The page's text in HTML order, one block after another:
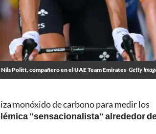
Politt, compañero en el UAE Team Emirates Getty
monóxido de carbono para medir los
"sensacionalista" alrededor